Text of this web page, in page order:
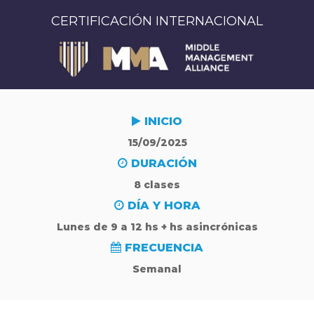
CERTIFICACIÓN INTERNACIONAL
INICIO
15/09/2025
DURACIÓN
8 clases
DÍA Y HORA
Lunes de 9 a 12 hs + hs asincrónicas
FRECUENCIA
Semanal